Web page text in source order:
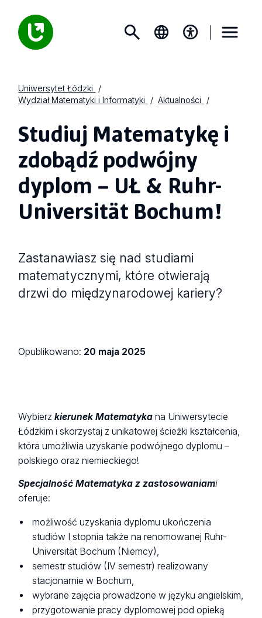
Uniwersytet Łódzki
Wydział Matematyki i Informatyki
Aktualności
Studiuj Matematykę i
zdobądź podwójny
dyplom – UŁ & Ruhr-
Universität Bochum!
Zastanawiasz się nad studiami
matematycznymi, które otwierają
drzwi do międzynarodowej kariery?
Opublikowano: 20 maja 2025
Wybierzkierunek Matematyka na Uniwersytecie
Łódzkim i skorzystaj z unikatowej ścieżki kształcenia,
która umożliwia uzyskanie podwójnego dyplomu –
polskiego oraz niemieckiego!
Specjalność Matematyka z zastosowaniami
oferuje:
możliwość uzyskania dyplomu ukończenia
studiów I stopnia także na renomowanej Ruhr-
Universität Bochum (Niemcy),
semestr studiów (IV semestr) realizowany
stacjonarnie w Bochum,
wybrane zajęcia prowadzone w języku angielskim,
przygotowanie pracy dyplomowej pod opieką